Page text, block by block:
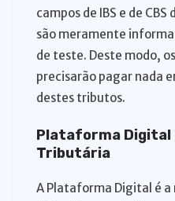
campos de IBS e de
são meramente
de teste. Deste modo,
precisarão pagar nada
destes tributos.
Plataforma Digital
Tributária
A Plataforma Digital é